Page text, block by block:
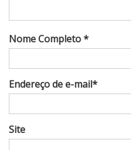
Nome Completo *
Endereço de e-mail*
Site